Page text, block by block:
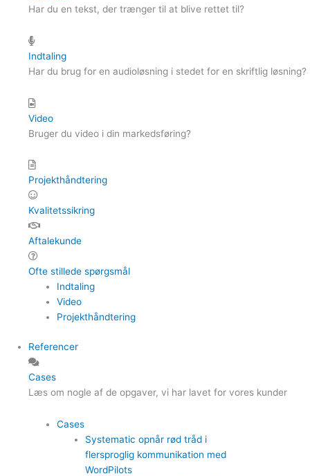
Har du en tekst, der trænger til at blive rettet til?
Indtaling
Har du brug for en audioløsning i stedet for en skriftlig løsning?
Video
Bruger du video i din markedsføring?
Projekthåndtering
Kvalitetssikring
Aftalekunde
Ofte stillede spørgsmål
Indtaling
Video
Projekthåndtering
Referencer
Cases
Læs om nogle af de opgaver, vi har lavet for vores kunder
Cases
Systematic opnår rød tråd i
flersproglig kommunikation med
WordPilots